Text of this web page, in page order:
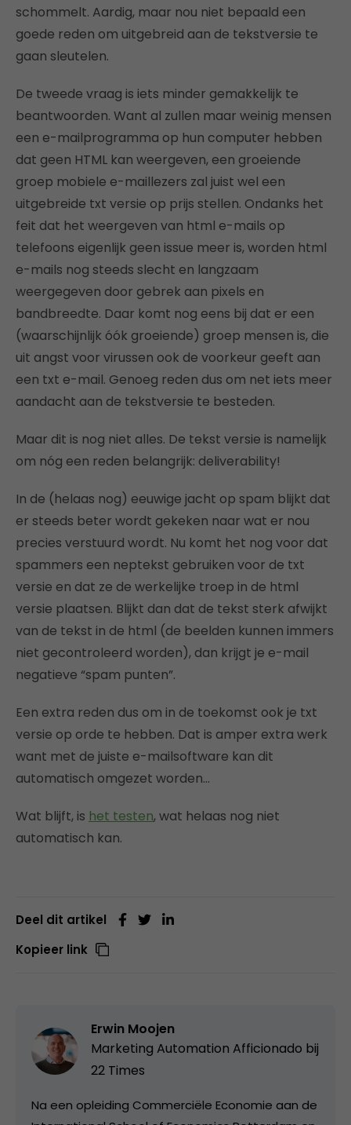
schommelt. Aardig, maar nou niet bepaald een
goede reden om uitgebreid aan de tekstversie te
gaan sleutelen.
De tweede vraag is iets minder gemakkelijk te
beantwoorden. Want al zullen maar weinig mensen
een e-mailprogramma op hun computer hebben
dat geen HTML kan weergeven, een groeiende
groep mobiele e-maillezers zal juist wel een
uitgebreide txt versie op prijs stellen. Ondanks het
feit dat het weergeven van html e-mails op
telefoons eigenlijk geen issue meer is, worden html
e-mails nog steeds slecht en langzaam
weergegeven door gebrek aan pixels en
bandbreedte. Daar komt nog eens bij dat er een
(waarschijnlijk óók groeiende) groep mensen is, die
uit angst voor virussen ook de voorkeur geeft aan
een txt e-mail. Genoeg reden dus om net iets meer
aandacht aan de tekstversie te besteden.
Maar dit is nog niet alles. De tekst versie is namelijk
om nóg een reden belangrijk: deliverability!
In de (helaas nog) eeuwige jacht op spam blijkt dat
er steeds beter wordt gekeken naar wat er nou
precies verstuurd wordt. Nu komt het nog voor dat
spammers een neptekst gebruiken voor de txt
versie en dat ze de werkelijke troep in de html
versie plaatsen. Blijkt dan dat de tekst sterk afwijkt
van de tekst in de html (de beelden kunnen immers
niet gecontroleerd worden), dan krijgt je e-mail
negatieve “spam punten”.
Een extra reden dus om in de toekomst ook je txt
versie op orde te hebben. Dat is amper extra werk
want met de juiste e-mailsoftware kan dit
automatisch omgezet worden…
Wat blijft, is het testen, wat helaas nog niet
automatisch kan.
Deel dit artikel
Kopieer link
Erwin Moojen
Marketing Automation Afficionado bij
22 Times
Na een opleiding Commerciële Economie aan de